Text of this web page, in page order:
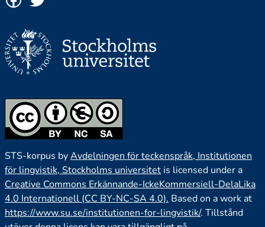
STS-korpus byAvdelningen för teckenspråk, Institutionen
för lingvistik, Stockholms universitet is licensed under a
Creative Commons Erkännande-IckeKommersiell-DelaLika
4.0 Internationell (CC BY-NC-SA 4.0). Based on a work at
https://www.su.se/institutionen-for-lingvistik/. Tillstånd